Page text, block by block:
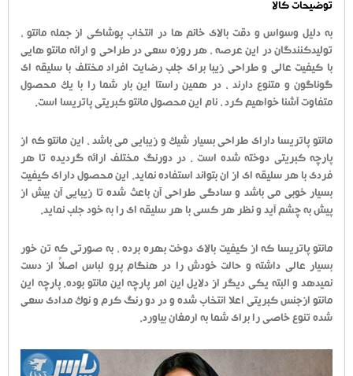
توضیحات کالا
به دلیل وسواس و دقت بالای خانم ها در انتخاب پوشاکی از جمله مانتو ،
تولیدکنندگان در این عرصه ، هر روزه سعی در طراحی و ارائه مانتو هایی
با کیفیت عالی و طراحی زیبا برای جلب رضایت افراد مختلف با سلیقه ای
گوناگون و متنوع دارند ، در همین راستا این بار شما را با یک محصول
متفاوت آشنا خواهیم کرد ، نام این محصول مانتو کبریتی پاتریسا است.
مانتو پاتریسا دارای طراحی بسیار شیک و زیبایی می باشد ، این مانتو که از
پارچه کبریتی دوخته شده است ، در دورنگ مختلف ارائه گردیده تا هر
فردی با هر سلیقه ای از ان بتواند استفاده نماید. این محصول دارای کیفیت
بسیار خوبی می باشد و سادگی طراحی آن باعث شده تا زیبایی آن بیش از
پیش به چشم آید و نظر هر کسی با هر سلیقه ای را به خود جلب نماید.
مانتو پاتریسا که از کیفیت بالای دوخت بهره برده ، به صورتی که تن خور
بسیار عالی داشته و حالت خودش را در هنگام پرو لباس اصلاً از دست
نمیدهد و البته یکی دیگر از دلایل این امر پارچه این مانتو بوده. پارچه این
مانتو ازجنس کبریتی اعلا انتخاب شده و در دو رنگ کرم و نوک مدادی سعی
شده تنوع خاصی را برای شما به ارمغان بیاورد.